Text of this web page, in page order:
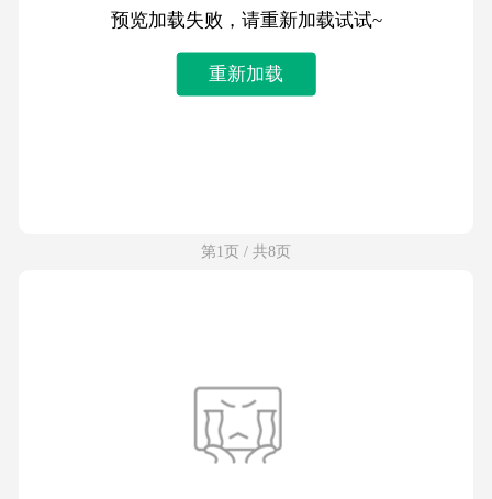
预览加载失败，请重新加载试试~
重新加载
第1页 / 共8页